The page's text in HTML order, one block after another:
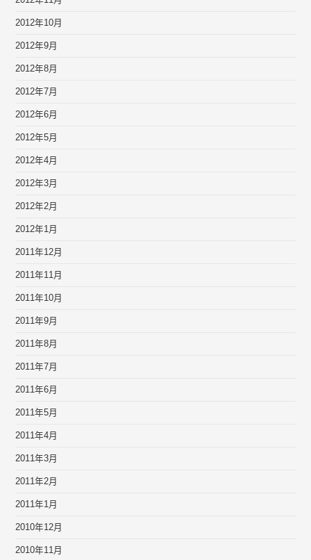
2012年10月
2012年9月
2012年8月
2012年7月
2012年6月
2012年5月
2012年4月
2012年3月
2012年2月
2012年1月
2011年12月
2011年11月
2011年10月
2011年9月
2011年8月
2011年7月
2011年6月
2011年5月
2011年4月
2011年3月
2011年2月
2011年1月
2010年12月
2010年11月